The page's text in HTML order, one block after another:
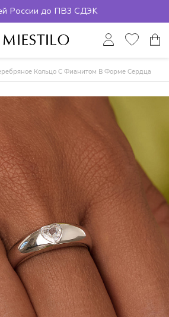
России до ПВЗ СДЭК
Кольцо С Фианитом В Форме Сердца